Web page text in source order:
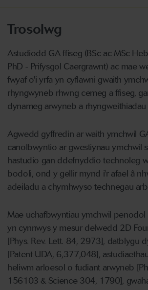
Trosolwg
Astudiodd GA ffiseg (BSc ac MSc
PhD - Prifysgol Caergrawnt) ac mae
fwyaf o'i yrfa yn cyflawni gwaith
rhyngwyneb rhwng cemeg a ffiseg,
dynameg arwyneb a
Agwedd gyffredin ar waith ymchwil
canolbwyntio ar gwestiynau ymchwil
hastudio gan ddefnyddio technoleg
bodoli, ond y gellir mynd i'r afael â
adeiladu a chymhwyso technegau
Mae uchafbwyntiau ymchwil penodol
yn cynnwys y mesur delwedd 2D
[Phys. Rev. Lett. 84, 2973], datblygu
[Patent UDA, 6,377,048],
heliwm arloesol o fudiant arwyneb
156103 & Science 304, 1790],